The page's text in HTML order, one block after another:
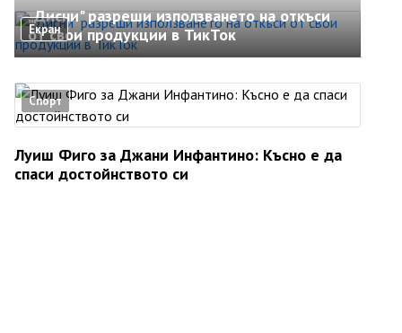
Екран
„Дисни" разреши използването на откъси
от свои продукции в ТикТок
Спорт
Луиш Фиго за Джани Инфантино: Късно е да
спаси достойнството си